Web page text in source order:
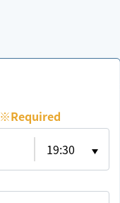
※Required
19:30